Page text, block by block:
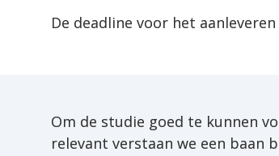
De deadline voor het aanleveren
Om de studie goed te kunnen
relevant verstaan we een baan